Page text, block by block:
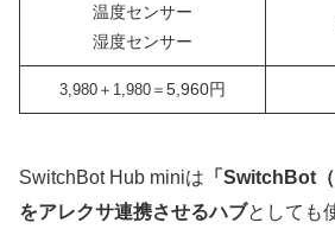
温度センサー
湿度センサー
3,980＋1,980＝ 5,960円
SwitchBot Hub miniは 「SwitchBot
をアレクサ連携させるハブとしても